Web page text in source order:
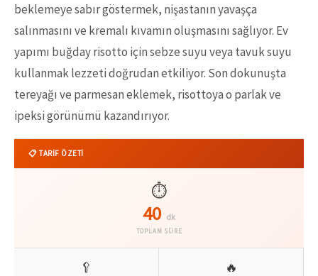
beklemeye sabır göstermek, nişastanın yavaşça
salınmasını ve kremalı kıvamın oluşmasını sağlıyor. Ev
yapımı buğday risotto için sebze suyu veya tavuk suyu
kullanmak lezzeti doğrudan etkiliyor. Son dokunuşta
tereyağı ve parmesan eklemek, risottoya o parlak ve
ipeksi görünümü kazandırıyor.
📋 TARİF ÖZETİ
⏱️
40 dk
TOPLAM SÜRE
🥄 🔥